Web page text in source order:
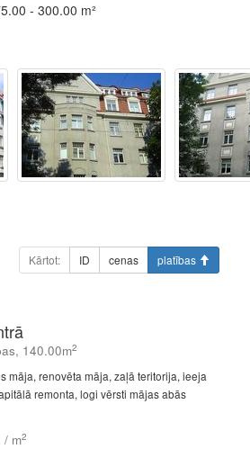
- 300.00 m²
Kārtot: ID cenas platības
140.00m2
māja, renovēta māja, zaļā teritorija, ieeja
remonta, logi vērsti mājas abās
/ m2